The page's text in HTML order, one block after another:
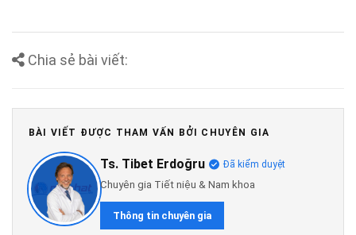
Chia sẻ bài viết:
BÀI VIẾT ĐƯỢC THAM VẤN BỞI CHUYÊN GIA
Ts. Tibet Erdoğru Đã kiểm duyệt
Chuyên gia Tiết niệu & Nam khoa
Thông tin chuyên gia